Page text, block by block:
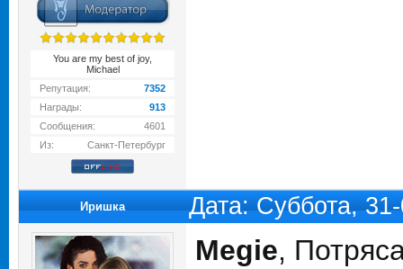
You are my best of joy,
Michael
Репутация:
7352
Награды:
913
Сообщения:
4601
Из:
Санкт-Петербург
Иришка Дата: Суббота,
Megie,